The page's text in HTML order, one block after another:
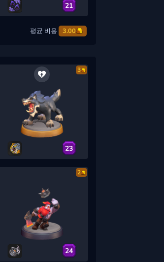
21
평균 비용 3.00
3
23
2
24